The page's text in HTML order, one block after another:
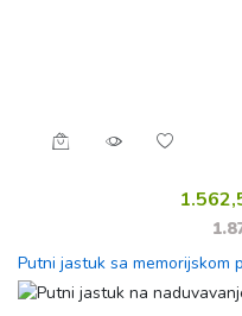
Putni jastuk sa memorijskom